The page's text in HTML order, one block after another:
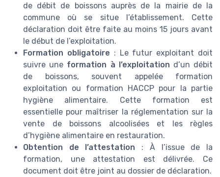
de débit de boissons auprès de la mairie de la
commune où se situe l’établissement. Cette
déclaration doit être faite au moins 15 jours avant
le début de l’exploitation.
Formation obligatoire : Le futur exploitant doit
suivre une formation à l’exploitation d’un débit
de boissons, souvent appelée formation
exploitation ou formation HACCP pour la partie
hygiène alimentaire. Cette formation est
essentielle pour maîtriser la réglementation sur la
vente de boissons alcoolisées et les règles
d’hygiène alimentaire en restauration.
Obtention de l’attestation : À l’issue de la
formation, une attestation est délivrée. Ce
document doit être joint au dossier de déclaration.